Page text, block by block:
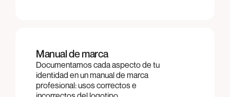
Manual de marca
Documentamos cada aspecto de tu
identidad en un manual de marca
profesional: usos correctos e